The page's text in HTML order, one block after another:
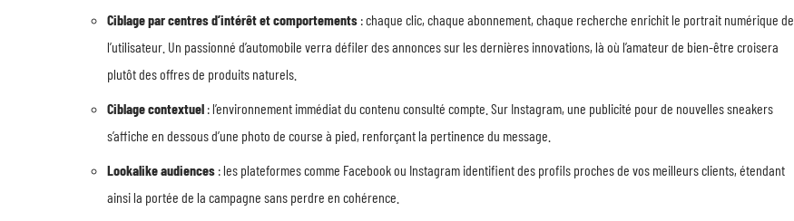
Ciblage par centres d’intérêt et comportements : chaque clic, chaque abonnement, chaque recherche enrichit le portrait numérique de
l’utilisateur. Un passionné d’automobile verra défiler des annonces sur les dernières innovations, là où l’amateur de bien-être croisera
plutôt des offres de produits naturels.
Ciblage contextuel : l’environnement immédiat du contenu consulté compte. Sur Instagram, une publicité pour de nouvelles sneakers
s’affiche en dessous d’une photo de course à pied, renforçant la pertinence du message.
Lookalike audiences : les plateformes comme Facebook ou Instagram identifient des profils proches de vos meilleurs clients, étendant
ainsi la portée de la campagne sans perdre en cohérence.